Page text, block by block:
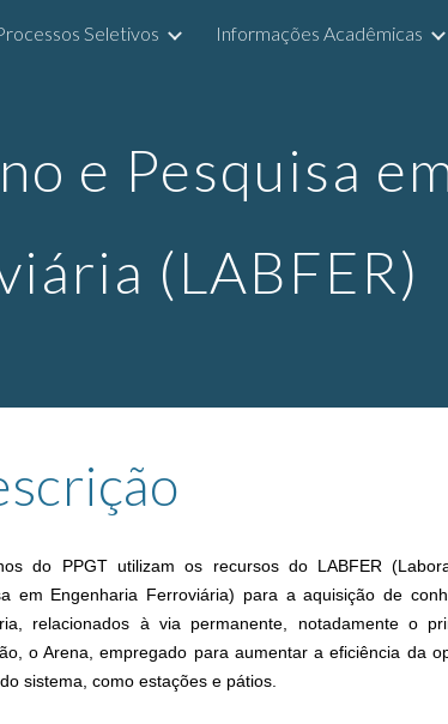
Skip to navigation
Seletivos Informações Acadêmicas
e Pesquisa
(LABFER)
do PPGT utilizam os recursos do LABFER
em Engenharia Ferroviária) para a aquisição de
relacionados à via permanente, notadamente o
o Arena, empregado para aumentar a eficiência da
sistema, como estações e pátios.